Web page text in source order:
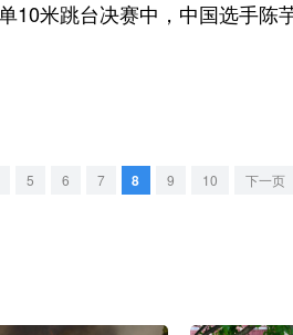
米跳台决赛中，中国选手陈
5 6 7 8 9 10 下一页